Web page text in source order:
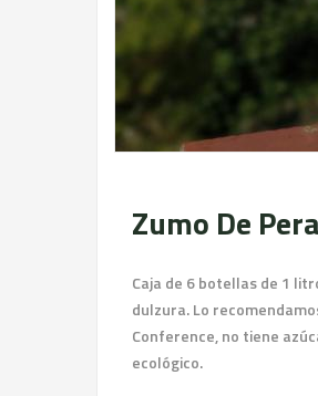
Zumo De
Caja de 6 botellas de 1
dulzura. Lo
Conference, no tiene
ecológico.